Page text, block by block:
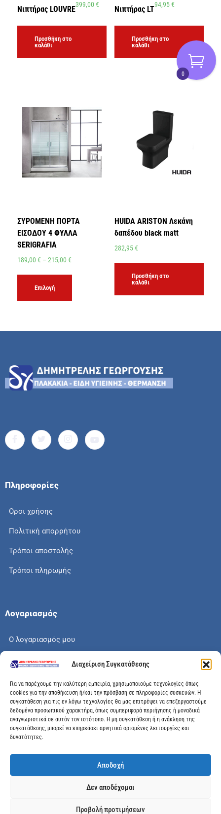
Διαχείριση Συγκατάθεσης
Για να παρέχουμε την καλύτερη εμπειρία, χρησιμοποιούμε τεχνολογίες όπως
cookies για την αποθήκευση ή/και την πρόσβαση σε πληροφορίες συσκευών. Η
συγκατάθεση για τις εν λόγω τεχνολογίες θα μας επιτρέψει να επεξεργαστούμε
δεδομένα προσωπικού χαρακτήρα, όπως συμπεριφορά περιήγησης ή μοναδικά
αναγνωριστικά σε αυτόν τον ιστότοπο. Η μη συγκατάθεση ή η ανάκληση της
συγκατάθεσης, μπορεί να επηρεάσει αρνητικά ορισμένες λειτουργίες και
δυνατότητες.
Αποδοχή
Δεν αποδέχομαι
Προβολή προτιμήσεων
Νιπτήρας LOUVRE399,00 €
Προσθήκη στο
καλάθι
Νιπτήρας LT94,95€
Προσθήκη στο
καλάθι
ΣΥΡΟΜΕΝΗ ΠΟΡΤΑ
ΕΙΣΟΔΟΥ 4 ΦΥΛΛΑ
SERIGRAFIA
189,00 € – 215,00 €
Επιλογή
HUIDA ARISTON Λεκάνη
δαπέδου black matt
282,95€
Προσθήκη στο
καλάθι
Πληροφορίες
Οροι χρήσης
Πολιτική απορρήτου
Τρόποι αποστολής
Τρόποι πληρωμής
Λογαριασμός
Ο λογαριασμός μου
Το καλάθι μου
Check out
Διεύθυνση
Μεγάλης Χώρας 89, Αγρίνιο, Τ.Κ: 30100
info@dimitrelis-georgousis.gr
0